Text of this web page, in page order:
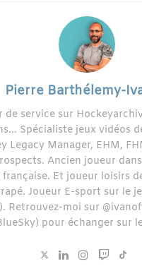
Pierre Barthélemy-
de service sur
Spécialiste jeux vidéos
Legacy Manager, EHM,
Ancien joueur
Et joueur loisirs
Joueur E-sport sur le
Retrouvez-moi sur
pour échanger sur